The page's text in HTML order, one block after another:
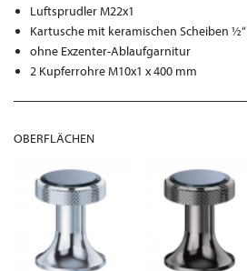
Luftsprudler M22x1
Kartusche mit keramischen Scheiben ½“
ohne Exzenter-Ablaufgarnitur
2 Kupferrohre M10x1 x 400 mm
OBERFLÄCHEN